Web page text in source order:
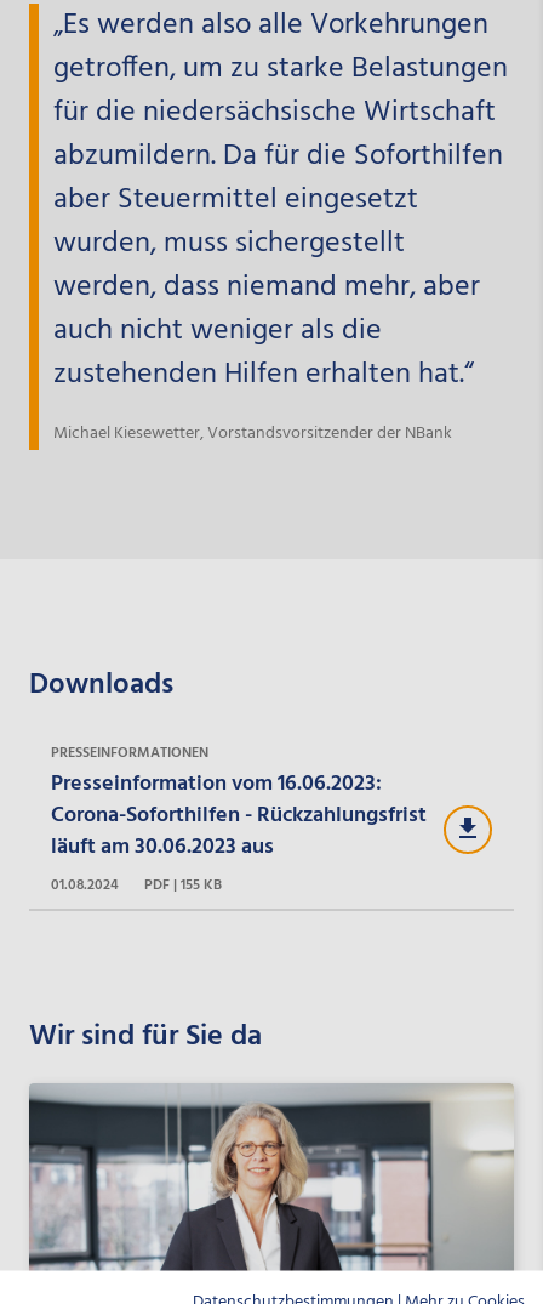
„Es werden also alle Vorkehrungen
getroffen, um zu starke Belastungen
für die niedersächsische Wirtschaft
abzumildern. Da für die Soforthilfen
aber Steuermittel eingesetzt
wurden, muss sichergestellt
werden, dass niemand mehr, aber
auch nicht weniger als die
zustehenden Hilfen erhalten hat.“
Michael Kiesewetter, Vorstandsvorsitzender der NBank
Downloads
PRESSEINFORMATIONEN
Presseinformation vom 16.06.2023:
Corona-Soforthilfen - Rückzahlungsfrist
läuft am 30.06.2023 aus
01.08.2024 PDF | 155 KB
Wir sind für Sie da